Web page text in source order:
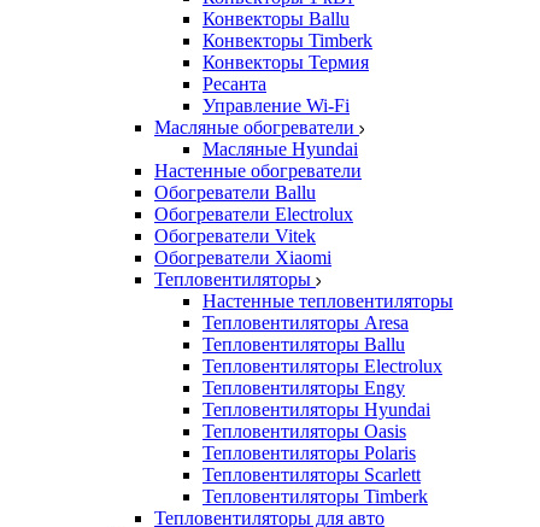
Конвекторы Ballu
Конвекторы Timberk
Конвекторы Термия
Ресанта
Управление Wi-Fi
Масляные обогреватели
Масляные Hyundai
Настенные обогреватели
Обогреватели Ballu
Обогреватели Electrolux
Обогреватели Vitek
Обогреватели Xiaomi
Тепловентиляторы
Настенные тепловентиляторы
Тепловентиляторы Aresa
Тепловентиляторы Ballu
Тепловентиляторы Electrolux
Тепловентиляторы Engy
Тепловентиляторы Hyundai
Тепловентиляторы Oasis
Тепловентиляторы Polaris
Тепловентиляторы Scarlett
Тепловентиляторы Timberk
Тепловентиляторы для авто